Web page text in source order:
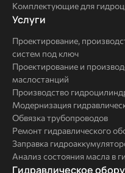
Комплектующие для
Услуги
Услуги
Проектирование,
систем под ключ
Проектирование и
маслостанций
Производство
Модернизация
Обвязка трубопроводов
Ремонт гидравлического
Заправка
Анализ состояния масла в
Комплексные
Гидравлическое